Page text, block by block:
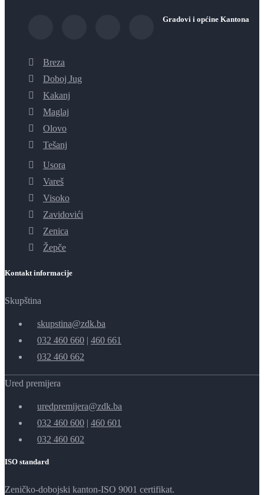
Gradovi i općine Kantona
Breza
Doboj Jug
Kakanj
Maglaj
Olovo
Tešanj
Usora
Vareš
Visoko
Zavidovići
Zenica
Žepče
Kontakt informacije
Skupština
skupstina@zdk.ba
032 460 660 | 460 661
032 460 662
Ured premijera
uredpremijera@zdk.ba
032 460 600 | 460 601
032 460 602
ISO standard
Zeničko-dobojski kanton-ISO 9001 certifikat.